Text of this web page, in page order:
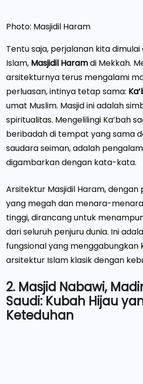
Photo: Masjidil Haram
Tentu saja, perjalanan kita
Islam, Masjidil Haramdi Mekkah.
arsitekturnya terus mengalami
perluasan, intinya tetap sama:
umat Muslim. Masjid ini adalah
spiritualitas. Mengelilingi Ka’bah
beribadah di tempat yang sama
saudara seiman, adalah
digambarkan dengan kata-kata.
Arsitektur Masjidil Haram,
yang megah dan menara-
tinggi, dirancang untuk
dari seluruh penjuru dunia. Ini
fungsional yang menggabungkan
arsitektur Islam klasik dengan
2. Masjid Nabawi,
Saudi: Kubah Hijau
Keteduhan